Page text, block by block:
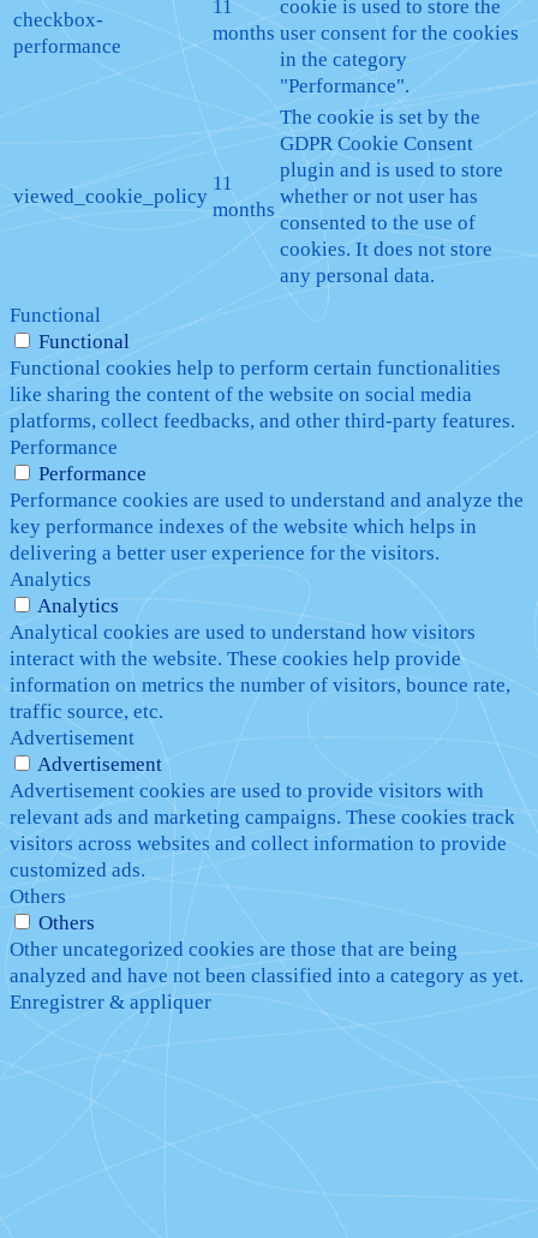
checkbox-
performance
11
months
cookie is used to store the
user consent for the cookies
in the category
"Performance".
viewed_cookie_policy
11
months
The cookie is set by the
GDPR Cookie Consent
plugin and is used to store
whether or not user has
consented to the use of
cookies. It does not store
any personal data.
Functional
Functional
Functional cookies help to perform certain functionalities
like sharing the content of the website on social media
platforms, collect feedbacks, and other third-party features.
Performance
Performance
Performance cookies are used to understand and analyze the
key performance indexes of the website which helps in
delivering a better user experience for the visitors.
Analytics
Analytics
Analytical cookies are used to understand how visitors
interact with the website. These cookies help provide
information on metrics the number of visitors, bounce rate,
traffic source, etc.
Advertisement
Advertisement
Advertisement cookies are used to provide visitors with
relevant ads and marketing campaigns. These cookies track
visitors across websites and collect information to provide
customized ads.
Others
Others
Other uncategorized cookies are those that are being
analyzed and have not been classified into a category as yet.
Enregistrer & appliquer